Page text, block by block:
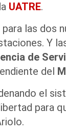
UATRE.
las dos
Y
de
del
el
para